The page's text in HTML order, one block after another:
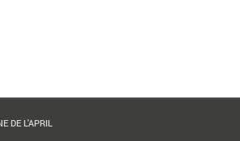
DE L'APRIL